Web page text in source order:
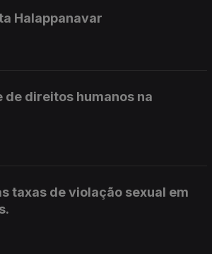
Halappanavar
de direitos humanos na
taxas de violação sexual em